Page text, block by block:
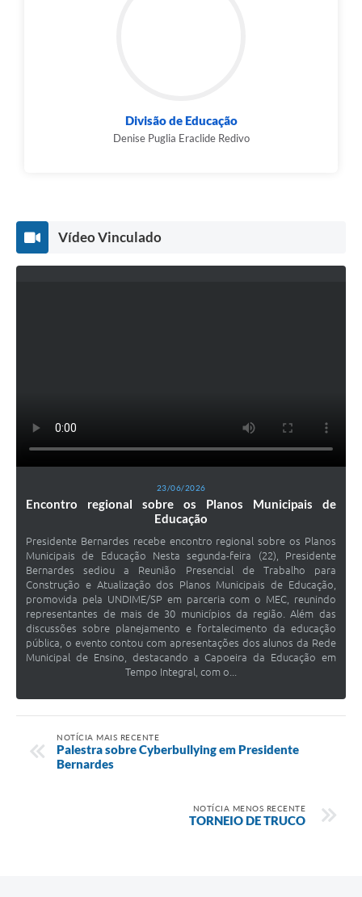
Divisão de Educação
Denise Puglia Eraclide Redivo
Vídeo Vinculado
23/06/2026
Encontro regional sobre os Planos Municipais de
Educação
Presidente Bernardes recebe encontro regional sobre os Planos
Municipais de Educação Nesta segunda-feira (22), Presidente
Bernardes sediou a Reunião Presencial de Trabalho para
Construção e Atualização dos Planos Municipais de Educação,
promovida pela UNDIME/SP em parceria com o MEC, reunindo
representantes de mais de 30 municípios da região. Além das
discussões sobre planejamento e fortalecimento da educação
pública, o evento contou com apresentações dos alunos da Rede
Municipal de Ensino, destacando a Capoeira da Educação em
Tempo Integral, com o...
NOTÍCIA MAIS RECENTE
Palestra sobre Cyberbullying em Presidente
Bernardes
NOTÍCIA MENOS RECENTE
TORNEIO DE TRUCO